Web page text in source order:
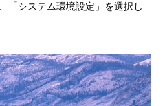
「システム環境設定」を選択し